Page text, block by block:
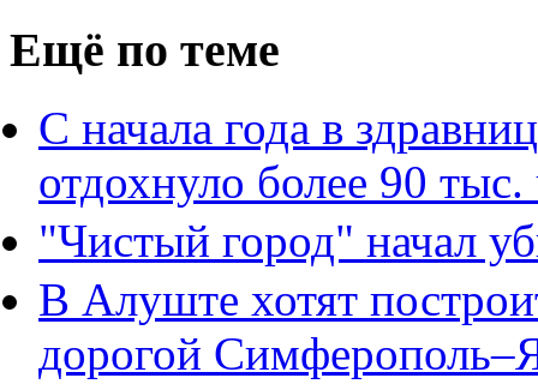
Ещё по теме
С начала года в
отдохнуло более 90 тыс.
"Чистый город" начал
В Алуште хотят
дорогой